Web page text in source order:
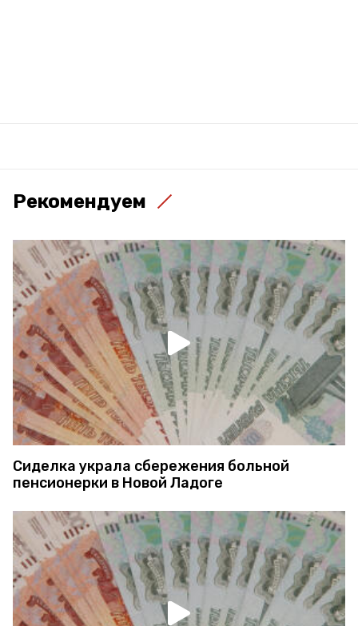
Рекомендуем
Сиделка украла сбережения больной
пенсионерки в Новой Ладоге